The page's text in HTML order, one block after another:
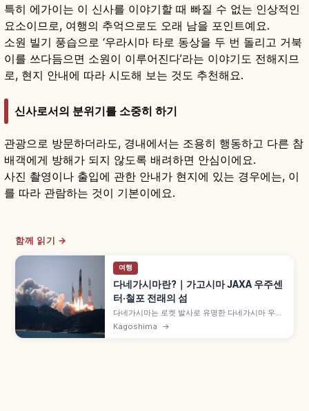
특히 에가이는 이 신사를 이야기할 때 빠질 수 없는 인상적인
요소이므로, 여행의 추억으로도 오래 남을 포인트예요.
소원 빌기 풍습으로 ‘우라시마 타로 동상을 두 번 돌리고 거북
이를 쓰다듬으면 소원이 이루어진다’라는 이야기도 전해지므
로, 현지 안내에 따라 시도해 보는 것도 추천해요.
신사로서의 분위기를 소중히 하기
관광으로 방문하더라도, 경내에서는 조용히 행동하고 다른 참
배객에게 방해가 되지 않도록 배려하면 안심이에요.
사진 촬영이나 출입에 관한 안내가 현지에 있는 경우에는, 이
를 따라 관람하는 것이 기본이에요.
함께 읽기 →
여행
다네가시마란?｜가고시마 JAXA 우주센
터·철포 전래의 섬
다네가시마는 로켓 발사로 유명한 다네가시마 우주
센터와 맑은 바다, 한적한 해변이 매력인 섬입니다.
우주센터 관람 포인트, 해변·절경 스팟, 섬 내 이동
Kagoshima →